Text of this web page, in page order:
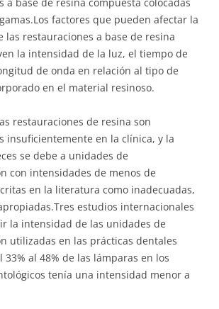
factores que pueden afectar la
las restauraciones a base de resina
la intensidad de la luz, el tiempo de
de onda en relación al tipo de
en el material resinoso.
restauraciones de resina son
insuficientemente en la clínica, y la
se debe a unidades de
con intensidades de menos de
en la literatura como inadecuadas,
estudios internacionales
la intensidad de las unidades de
utilizadas en las prácticas dentales
al 48% de las lámparas en los
tenía una intensidad menor a